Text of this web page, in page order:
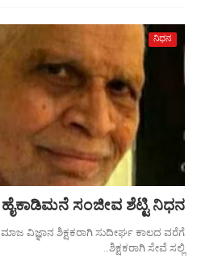
ನಿಧನ
ಹೈಕಾಡಿಮನೆ ಸಂಜೀವ ಶೆಟ್ಟಿ ನಿಧನ
ವಿಜ್ಞಾನ ಶಿಕ್ಷಕರಾಗಿ ಸುದೀರ್ಘ ಕಾಲದ ವರೆಗೆ
ಶಿಕ್ಷಕರಾಗಿ ಸೇವೆ ಸಲ್ಲಿ…